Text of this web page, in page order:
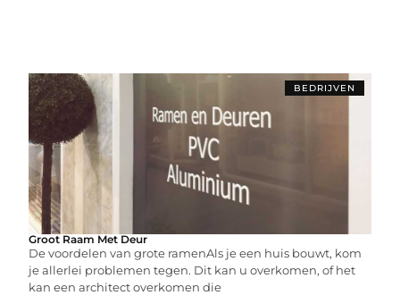
BEDRIJVEN
Groot Raam Met Deur
De voordelen van grote ramenAls je een huis bouwt, kom
je allerlei problemen tegen. Dit kan u overkomen, of het
kan een architect overkomen die